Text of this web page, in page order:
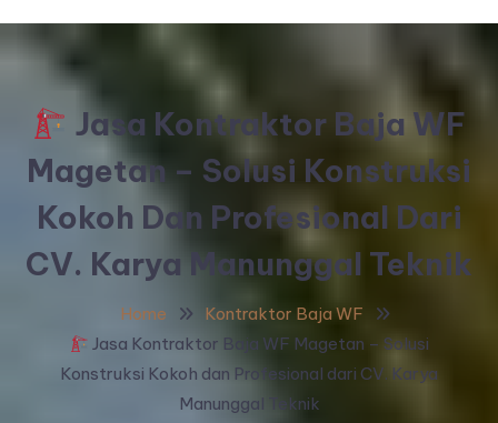
Jasa Kontraktor Baja WF
Magetan – Solusi Konstruksi
Kokoh Dan Profesional Dari
CV. Karya Manunggal Teknik
Home
Kontraktor Baja WF
Jasa Kontraktor Baja WF Magetan – Solusi
Konstruksi Kokoh dan Profesional dari CV. Karya
Manunggal Teknik